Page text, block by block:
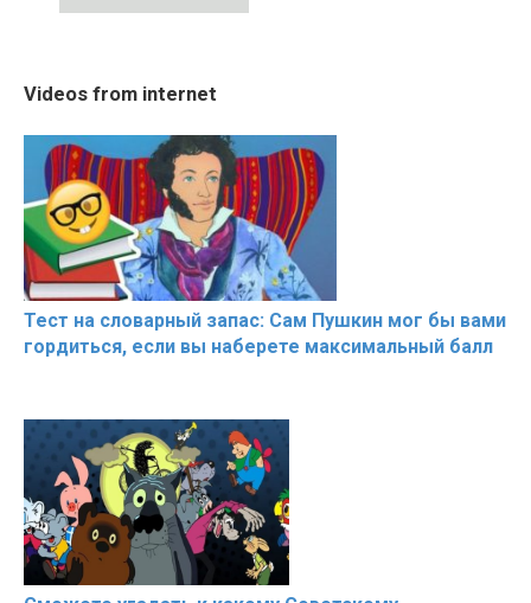
The World's Most
Beautiful Moments
Videos from internet
Тест на словарный запас: Сам Пушкин мог бы вами
гордиться, если вы наберете максимальный балл